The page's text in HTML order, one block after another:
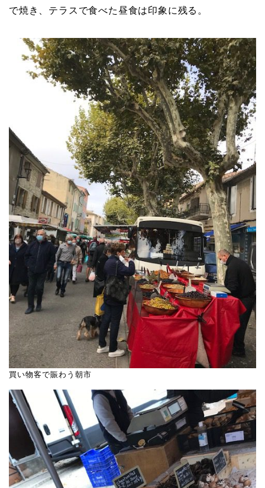
で焼き、テラスで食べた昼食は印象に残る。
買い物客で賑わう朝市